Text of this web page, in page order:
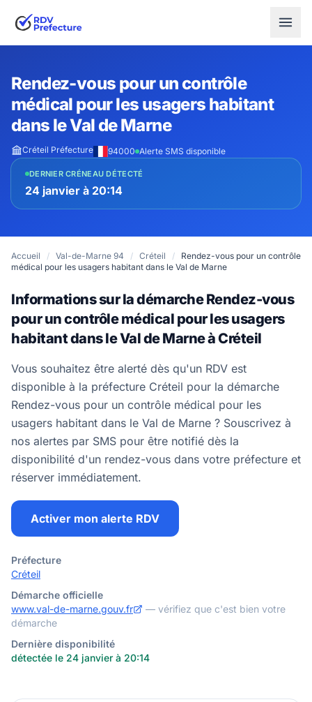
Rendez-vous pour un contrôle
médical pour les usagers habitant
dans le Val de Marne
Créteil Préfecture 94000 Alerte SMS disponible
DERNIER CRÉNEAU DÉTECTÉ
24 janvier à 20:14
Accueil / Val-de-Marne 94 / Créteil /
Rendez-vous pour un contrôle
médical pour les usagers habitant dans le Val de Marne
Informations sur la démarche Rendez-vous
pour un contrôle médical pour les usagers
habitant dans le Val de Marne à Créteil
Vous souhaitez être alerté dès qu'un RDV est
disponible à la préfecture Créteil pour la démarche
Rendez-vous pour un contrôle médical pour les
usagers habitant dans le Val de Marne ? Souscrivez à
nos alertes par SMS pour être notifié dès la
disponibilité d'un rendez-vous dans votre préfecture et
réserver immédiatement.
Activer mon alerte RDV
Préfecture
Créteil
Démarche officielle
www.val-de-marne.gouv.fr
— vérifiez que c'est bien votre
démarche
Dernière disponibilité
détectée le 24 janvier à 20:14